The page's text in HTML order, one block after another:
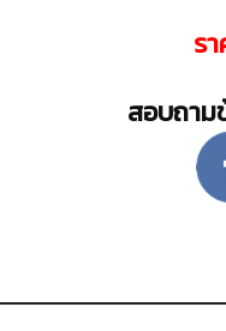
ร
สอบถาม